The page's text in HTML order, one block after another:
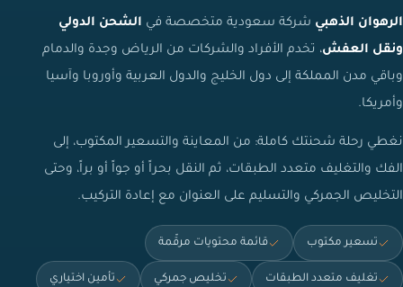
الرهوان الذهبي شركة سعودية متخصصة في الشحن الدولي
ونقل العفش، تخدم الأفراد والشركات من الرياض وجدة والدمام
وباقي مدن المملكة إلى دول الخليج والدول العربية وأوروبا وآسيا
وأمريكا.
نغطي رحلة شحنتك كاملة: من المعاينة والتسعير المكتوب، إلى
الفك والتغليف متعدد الطبقات، ثم النقل بحراً أو جواً أو براً، وحتى
التخليص الجمركي والتسليم على العنوان مع إعادة التركيب.
تسعير مكتوب قائمة محتويات مرقّمة
تغليف متعدد الطبقات تخليص جمركي تأمين اختياري